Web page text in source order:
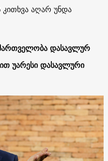
აღარ უნდა
დასავლურ
უარესი დასავლური